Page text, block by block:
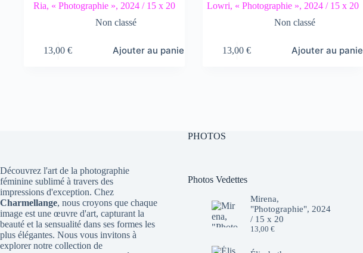
Ria, « Photographie », 2024 / 15 x 20
Non classé
13,00€ Ajouter au panier
Lowri, « Photographie », 2024 / 15 x 20
Non classé
13,00€ Ajouter au panier
Découvrez l'art de la photographie
féminine sublimé à travers des
impressions d'exception. Chez
Charmellange, nous croyons que chaque
image est une œuvre d'art, capturant la
beauté et la sensualité dans ses formes les
plus élégantes. Nous vous invitons à
explorer notre collection de
PHOTOS
Photos Vedettes
Mirena,
"Photographie", 2024
/ 15 x 20
13,00 €